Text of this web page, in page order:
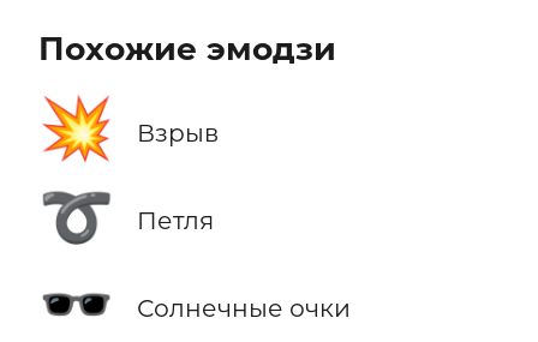
Похожие эмодзи
💥 Взрыв
➰ Петля
🕶️ Солнечные очки